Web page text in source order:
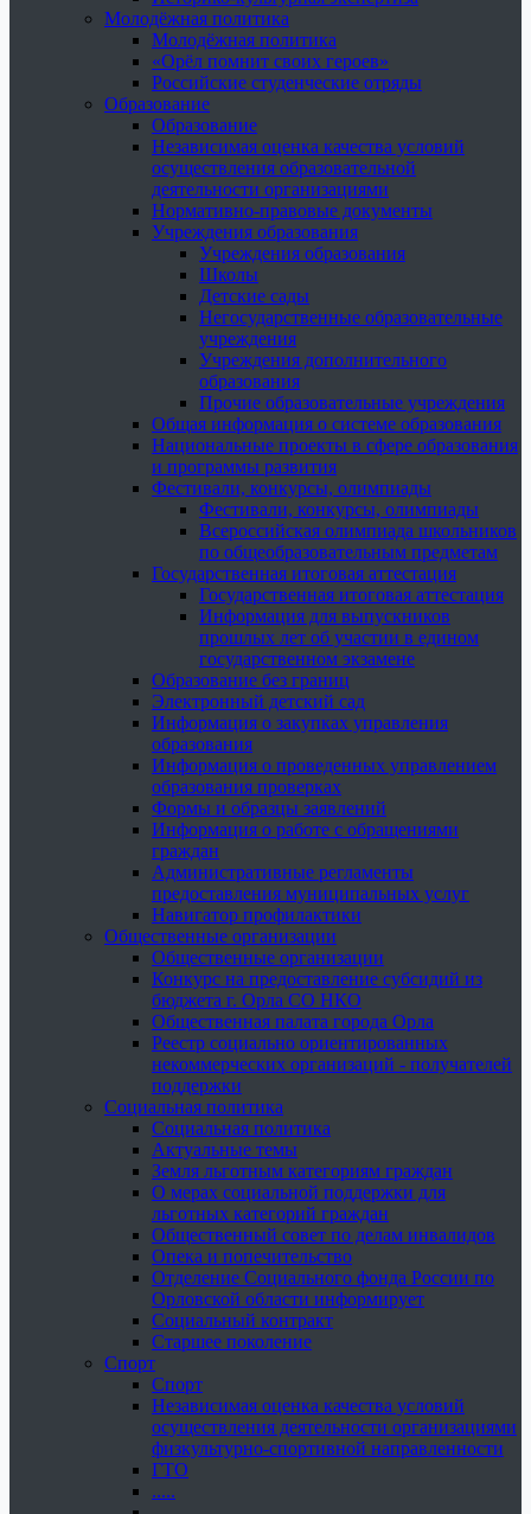
Молодёжная политика
Молодёжная политика
«Орёл помнит своих героев»
Российские студенческие отряды
Образование
Образование
Независимая оценка качества условий
осуществления образовательной
деятельности организациями
Нормативно-правовые документы
Учреждения образования
Учреждения образования
Школы
Детские сады
Негосударственные образовательные
учреждения
Учреждения дополнительного
образования
Прочие образовательные учреждения
Общая информация о системе образования
Национальные проекты в сфере образования
и программы развития
Фестивали, конкурсы, олимпиады
Фестивали, конкурсы, олимпиады
Всероссийская олимпиада школьников
по общеобразовательным предметам
Государственная итоговая аттестация
Государственная итоговая аттестация
Информация для выпускников
прошлых лет об участии в едином
государственном экзамене
Образование без границ
Электронный детский сад
Информация о закупках управления
образования
Информация о проведенных управлением
образования проверках
Формы и образцы заявлений
Информация о работе с обращениями
граждан
Административные регламенты
предоставления муниципальных услуг
Навигатор профилактики
Общественные организации
Общественные организации
Конкурс на предоставление субсидий из
бюджета г. Орла СО НКО
Общественная палата города Орла
Реестр социально ориентированных
некоммерческих организаций - получателей
поддержки
Социальная политика
Социальная политика
Актуальные темы
Земля льготным категориям граждан
О мерах социальной поддержки для
льготных категорий граждан
Общественный совет по делам инвалидов
Опека и попечительство
Отделение Социального фонда России по
Орловской области информирует
Социальный контракт
Старшее поколение
Спорт
Спорт
Независимая оценка качества условий
осуществления деятельности организациями
физкультурно-спортивной направленности
ГТО
.....